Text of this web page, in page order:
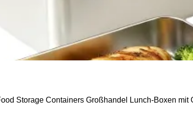
Storage Containers Großhandel Lunch-Boxen mit